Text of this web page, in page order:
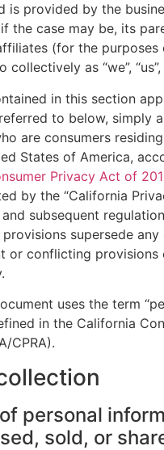
is provided by the
the case may be, its
(for the purposes
as “we”, “us”,
in this section
to below, simply
are consumers
States of America,
Privacy Act of
by the “California
and subsequent
supersede any
or conflicting provisions
uses the term
in the California
CPRA).
personal
sold, or